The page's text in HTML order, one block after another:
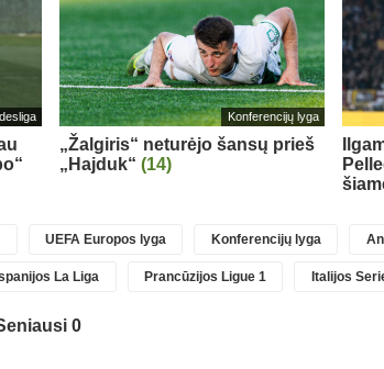
Konferencijų lyga
„Žalgiris“ neturėjo šansų prieš
„Hajduk“ (14)
UEFA Europos lyga Konferencijų lyga
La Liga Prancūzijos Ligue 1 Italijos
0